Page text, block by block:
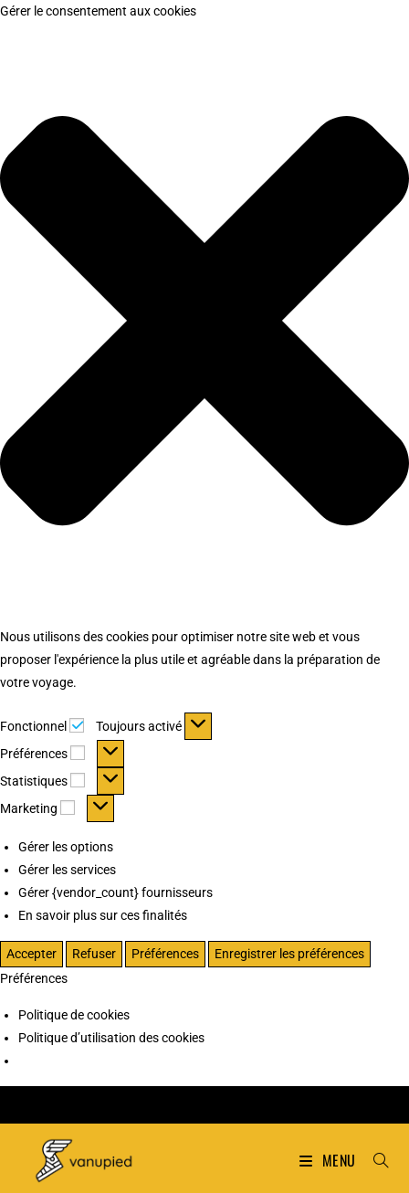
Gérer le consentement aux cookies
Nous utilisons des cookies pour optimiser notre site web et vous
proposer l'expérience la plus utile et agréable dans la préparation de
votre voyage.
Fonctionnel Fonctionnel
Toujours activé
Préférences
Préférences
Statistiques Statistiques
Marketing Marketing
Gérer les options
Gérer les services
Gérer {vendor_count} fournisseurs
En savoir plus sur ces finalités
Accepter Refuser Préférences
Enregistrer les préférences
Préférences
Politique de cookies
Politique d’utilisation des cookies
MENU